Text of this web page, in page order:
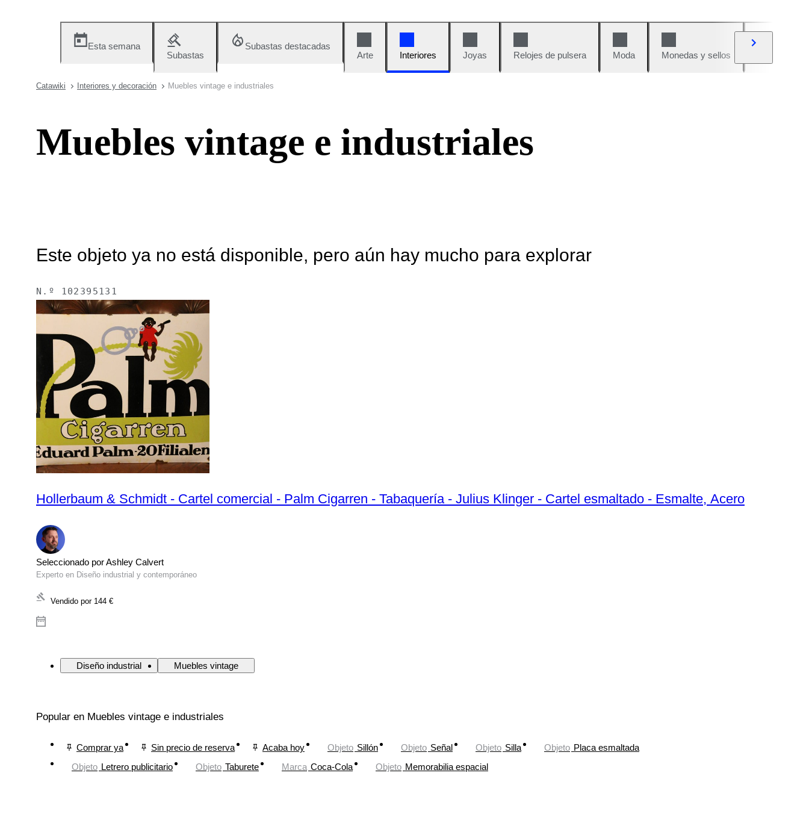
Esta semana
Subastas
Subastas destacadas
Arte
Interiores Joyas Relojes de pulsera Moda Monedas y sellos
Catawiki Interiores y decoración Muebles vintage e industriales
Muebles vintage e industriales
Este objeto ya no está disponible, pero aún hay mucho para explorar
N.º 102395131
Hollerbaum & Schmidt - Cartel comercial - Palm Cigarren - Tabaquería - Julius Klinger - Cartel esmaltado - Esmalte, Acero
Seleccionado por Ashley Calvert
Experto en Diseño industrial y contemporáneo
Vendido por 144 €
Diseño industrial Muebles vintage
Popular en Muebles vintage e industriales
Comprar ya Sin precio de reserva Acaba hoy Objeto Sillón Objeto Señal Objeto Silla Objeto Placa esmaltada
Objeto Letrero publicitario Objeto Taburete Marca Coca-Cola Objeto Memorabilia espacial